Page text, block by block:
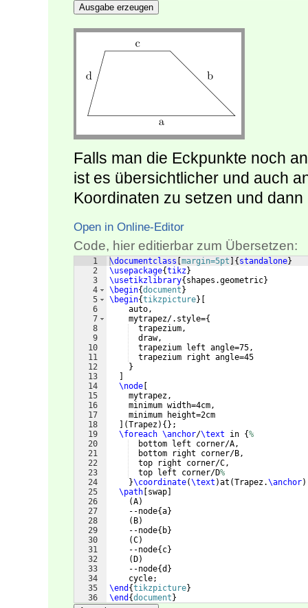
Ausgabe erzeugen
Falls man die Eckpunkte noch
ist es übersichtlicher und auch
Koordinaten zu setzen und
Open in Online-Editor
Code, hier editierbar zum Übersetzen:
1
2
3
4
5
6
7
8
9
10
11
12
13
14
15
16
17
18
19
20
21
22
23
24
25
26
27
28
29
30
31
32
33
34
35
36
\documentclass margin=5pt { standalone}
\usepackage{tikz}
\usetikzlibrary{ shapes.geometric}
\begin{document }
\begin{tikzpicture}
    auto,
    mytrapez/.style=
{
  trapezium,
  draw,
  trapezium left angle=75,
  trapezium right angle=45
}
\node
    mytrapez,
    minimum width=4cm,
    minimum height=2cm
(Trapez) { } ;
\foreach \anchor/\text in {%
  bottom left corner/A,
  bottom right corner/B,
  top right corner/C,
  top left corner/D
%
}\coordinate(\text )at (Trapez.\anchor)
\path swap
(A)
    --node
{a}
( B)
    --node
{ b}
(C)
    --node
{ c}
( D)
    --node
{d }
    cycle;
\end {tikzpicture}
\end {document }